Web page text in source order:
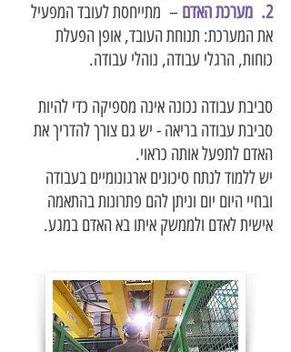
2. מערכת האדם
– מתייחסת לעובד המפעיל
את המערכת: תנוחת העובד, אופן הפעלת
כוחות, הרגלי עבודה, נוהלי עבודה.
סביבת עבודה נכונה אינה מספיקה כדי להיות
סביבת עבודה בריאה - יש גם צורך להדריך את
האדם לתפעל אותה כראוי.
יש ללמוד לנתח סיכונים ארגונומיים בעבודה
ובחיי היום יום וניתן להם פתרונות בהתאמה
אישית לאדם ולממשק איתו בא האדם במגע.